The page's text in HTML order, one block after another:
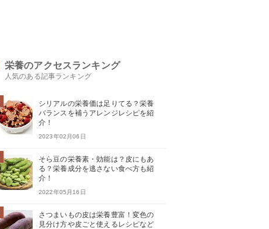
栄養のアクセスランキング
人気のある記事ランキング
シリアルの栄養価は足りてる？栄養
バランスを補うアレンジレシピを紹
介！
2023年02月06日
そら豆の栄養素・効能は？皮にもあ
る？栄養成分を逃さない食べ方も紹
介！
2022年05月16日
さつまいもの皮は栄養豊富！変色の
見分け方や皮ごと使えるレシピなど